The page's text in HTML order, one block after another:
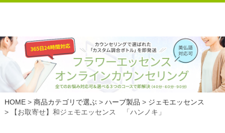
HOME 商品カテゴリで選ぶ ハーブ製品
ジェモエッセンス
【お取寄せ】和ジェモエッセンス 「ハンノキ」